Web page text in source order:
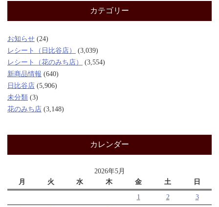
カテゴリー
お知らせ (24)
レシート（日比谷店）
(3,039)
レシート（花のみち店）
(3,554)
新商品情報 (640)
日比谷店 (5,906)
未分類 (3)
花のみち店 (3,148)
カレンダー
2026年5月
月
火 水 木 金 土 日
1 2
3